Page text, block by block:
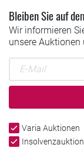
Bleiben Sie auf
Wir informieren
unsere Auktionen
Varia Auktionen